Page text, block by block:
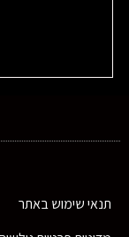
תנאי שימוש באתר